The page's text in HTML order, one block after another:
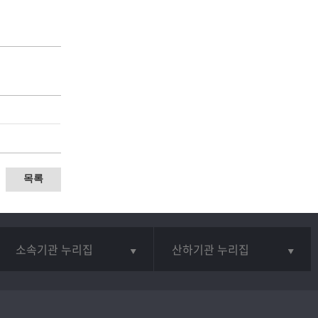
목록
소속기관 누리집 산하기관 누리집